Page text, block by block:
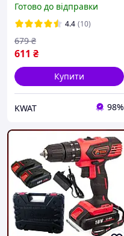
Швидкозатискний патрон
АКБ Li-ion 12 В 1.5 Ач
Готово до відправки
4.4 (10)
611 ₴
679 ₴
Купити
KWAT 98%